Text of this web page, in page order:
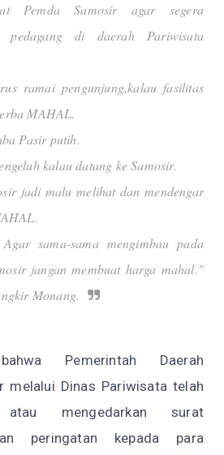
Pemda Samosir agar segera
pedagang di daerah Pariwisata
ramai pengunjung,kalau fasilitas
MAHAL.
Pasir putih.
kalau datang ke Samosir.
jadi malu melihat dan mendengar
sama-sama mengimbau pada
jangan membuat harga mahal."
Monang.
Pemerintah Daerah
melalui Dinas Pariwisata telah
atau mengedarkan surat
peringatan kepada para